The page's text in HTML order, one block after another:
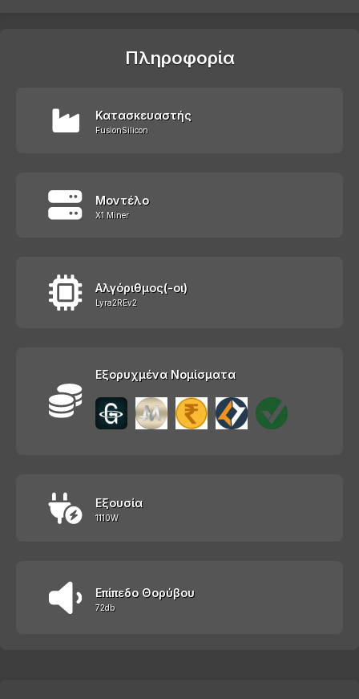
Πληροφορία
Κατασκευαστής
FusionSilicon
Μοντέλο
X1 Miner
Αλγόριθμος(-οι)
Lyra2REv2
Εξορυχμένα Νομίσματα
Εξουσία
1110W
Επίπεδο Θορύβου
72db